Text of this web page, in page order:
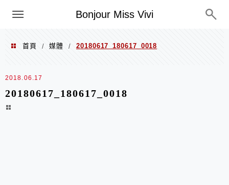
Bonjour Miss Vivi
選單
首頁 / 媒體 / 20180617_180617_0018
2018.06.17
20180617_180617_0018